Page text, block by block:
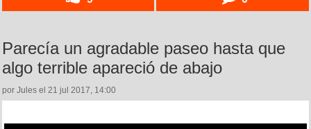
Parecía un agradable paseo hasta que
algo terrible apareció de abajo
por Jules el 21 jul 2017, 14:00